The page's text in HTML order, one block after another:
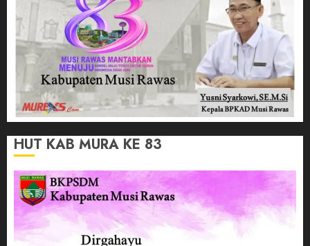
HUT KAB MURA KE 83